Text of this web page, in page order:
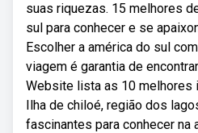
suas riquezas. 15 melhores
sul para conhecer e se
Escolher a américa do sul
viagem é garantia de
Website lista as 10 melhores
Ilha de chiloé, região dos
fascinantes para conhecer na